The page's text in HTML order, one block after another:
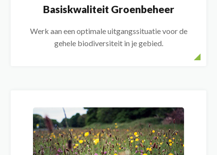
Basiskwaliteit Groenbeheer
Werk aan een optimale uitgangssituatie voor de
gehele biodiversiteit in je gebied.